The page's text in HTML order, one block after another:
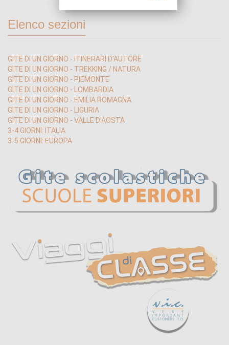
Elenco sezioni
GITE DI UN GIORNO - ITINERARI D'AUTORE
GITE DI UN GIORNO - TREKKING / NATURA
GITE DI UN GIORNO - PIEMONTE
GITE DI UN GIORNO - LOMBARDIA
GITE DI UN GIORNO - EMILIA ROMAGNA
GITE DI UN GIORNO - LIGURIA
GITE DI UN GIORNO - VALLE D'AOSTA
3-4 GIORNI: ITALIA
3-5 GIORNI: EUROPA